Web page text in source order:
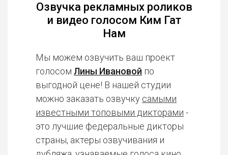
Озвучка рекламных роликов
и видео голосом Ким Гат
Нам
Мы можем озвучить ваш проект
голосом Лины Ивановой по
выгодной цене! В нашей студии
можно заказать озвучку самыми
известными топовыми дикторами -
это лучшие федеральные дикторы
страны, актеры озвучивания и